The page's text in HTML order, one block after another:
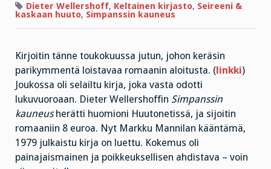
Dieter Wellershoff, Keltainen kirjasto, Seireeni &
kaskaan huuto, Simpanssin kauneus
Kirjoitin tänne toukokuussa jutun, johon keräsin
parikymmentä loistavaa romaanin aloitusta. ( linkki)
Joukossa oli selailtu kirja, joka vasta odotti
lukuvuoroaan. Dieter Wellershoffin Simpanssin
kauneusherätti huomioni Huutonetissä, ja sijoitin
romaaniin 8 euroa. Nyt Markku Mannilan kääntämä,
1979 julkaistu kirja on luettu. Kokemus oli
painajaismainen ja poikkeuksellisen ahdistava – voin